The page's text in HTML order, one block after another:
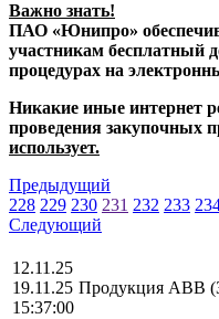
Важно знать!
ПАО «Юнипро»
участникам бесплатный
процедурах на
Никакие иные интернет
проведения закупочных
использует.
Предыдущий
228 229 230 231 232 233
Следующий
12.11.25
19.11.25
15:37:00
Продукция АВВ